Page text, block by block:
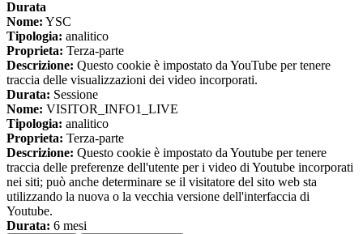
Durata
Nome: YSC
Tipologia: analitico
Proprieta: Terza-parte
Descrizione: Questo cookie è impostato da YouTube per tenere
traccia delle visualizzazioni dei video incorporati.
Durata: Sessione
Nome: VISITOR_INFO1_LIVE
Tipologia: analitico
Proprieta: Terza-parte
Descrizione: Questo cookie è impostato da Youtube per tenere
traccia delle preferenze dell'utente per i video di Youtube incorporati
nei siti; può anche determinare se il visitatore del sito web sta
utilizzando la nuova o la vecchia versione dell'interfaccia di
Youtube.
Durata: 6 mesi